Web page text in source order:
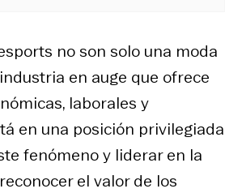
no son solo una moda
en auge que ofrece
laborales y
en una posición privilegiada
fenómeno y liderar en la
el valor de los